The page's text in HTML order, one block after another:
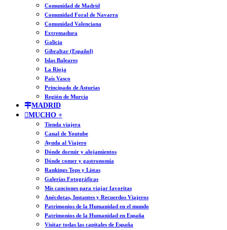
Comunidad de Madrid
Comunidad Foral de Navarra
Comunidad Valenciana
Extremadura
Galicia
Gibraltar (Español)
Islas Baleares
La Rioja
País Vasco
Principado de Asturias
Región de Murcia
MADRID
MUCHO +
Tienda viajera
Canal de Youtube
Ayuda al Viajero
Dónde dormir y alojamientos
Dónde comer y gastronomía
Rankings Tops y Listas
Galerías Fotográficas
Mis canciones para viajar favoritas
Anécdotas, Instantes y Recuerdos Viajeros
Patrimonios de la Humanidad en el mundo
Patrimonios de la Humanidad en España
Visitar todas las capitales de España